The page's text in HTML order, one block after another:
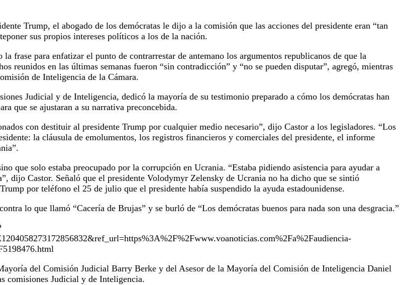
Trump, el abogado de los demócratas le dijo a la comisión que las acciones del presidente eran “tan
sus propios intereses políticos a los de la nación.
frase para enfatizar el punto de contrarrestar de antemano los argumentos republicanos de que la
reunidos en las últimas semanas fueron “sin contradicción” y “no se pueden disputar”, agregó, mientras
de Inteligencia de la Cámara.
Judicial y de Inteligencia, dedicó la mayoría de su testimonio preparado a cómo los demócratas han
que se ajustaran a su narrativa preconcebida.
con destituir al presidente Trump por cualquier medio necesario”, dijo Castor a los legisladores. “Los
la cláusula de emolumentos, los registros financieros y comerciales del presidente, el informe
que solo estaba preocupado por la corrupción en Ucrania. “Estaba pidiendo asistencia para ayudar a
dijo Castor. Señaló que el presidente Volodymyr Zelensky de Ucrania no ha dicho que se sintió
por teléfono el 25 de julio que el presidente había suspendido la ayuda estadounidense.
lo que llamó “Cacería de Brujas” y se burló de “Los demócratas buenos para nada son una desgracia.”
del Comisión Judicial Barry Berke y del Asesor de la Mayoría del Comisión de Inteligencia Daniel
comisiones Judicial y de Inteligencia.